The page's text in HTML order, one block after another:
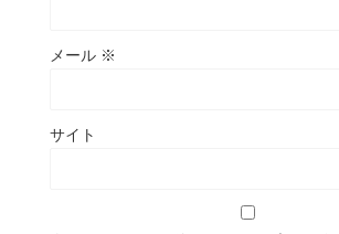
メール ※
サイト